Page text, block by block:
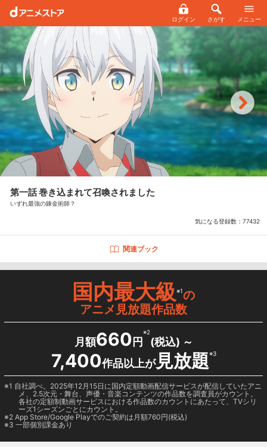
ログイン さがす メニュー
第一話 巻き込まれて召喚されました
いずれ最強の錬金術師？
気になる登録数： 77432
関連ブック
国内最大級※1の
アニメ見放題作品数
月額660 円
※2
(税込) ～
7,400作品以上が見放題※3
1 自社調べ。2025年12月15日に国内定額動画配信サービスが配信していたアニ
メ、2.5次元・舞台、声優・音楽コンテンツの作品数を調査員がカウント。
各社の定額制動画サービスにおける作品数のカウントにあたって、TVシリ
ーズ1シーズンごとにカウント。
2 App Store/Google Playでのご契約は月額760円(税込)
3 一部個別課金あり